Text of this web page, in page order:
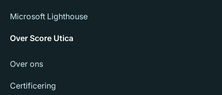
Microsoft Lighthouse
Over Score Utica
Over ons
Certificering